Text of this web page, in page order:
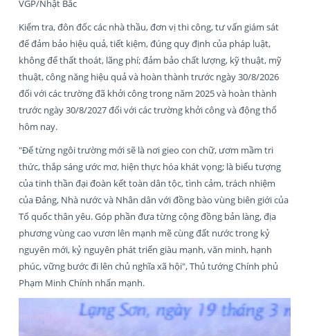
VGP/Nhật Bắc
Kiểm tra, đôn đốc các nhà thầu, đơn vị thi công, tư vấn giám sát
để đảm bảo hiệu quả, tiết kiệm, đúng quy định của pháp luật,
không để thất thoát, lãng phí; đảm bảo chất lượng, kỹ thuật, mỹ
thuật, công năng hiệu quả và hoàn thành trước ngày 30/8/2026
đối với các trường đã khởi công trong năm 2025 và hoàn thành
trước ngày 30/8/2027 đối với các trường khởi công và động thổ
hôm nay.
"Để từng ngôi trường mới sẽ là nơi gieo con chữ, ươm mầm tri
thức, thắp sáng ước mơ, hiện thực hóa khát vọng; là biểu tượng
của tinh thần đại đoàn kết toàn dân tộc, tình cảm, trách nhiệm
của Đảng, Nhà nước và Nhân dân với đồng bào vùng biên giới của
Tổ quốc thân yêu. Góp phần đưa từng cộng đồng bản làng, địa
phương vùng cao vươn lên mạnh mẽ cùng đất nước trong kỷ
nguyên mới, kỷ nguyên phát triển giàu mạnh, văn minh, hạnh
phúc, vững bước đi lên chủ nghĩa xã hội", Thủ tướng Chính phủ
Phạm Minh Chính nhấn mạnh.